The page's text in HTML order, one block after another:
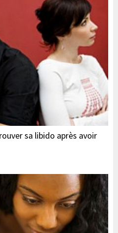
sa libido après avoir